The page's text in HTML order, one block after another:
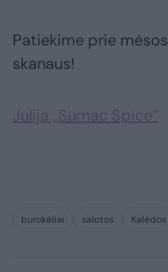
Patiekime prie
skanaus!
Julija „Sumac Spice“
burokėliai salotos Kalėdos